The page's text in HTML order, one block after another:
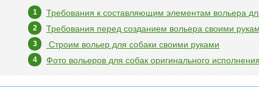
Требования к составляющим элементам вольера
Требования перед созданием вольера своими
Строим вольер для собаки своими руками
Фото вольеров для собак оригинального исполнения